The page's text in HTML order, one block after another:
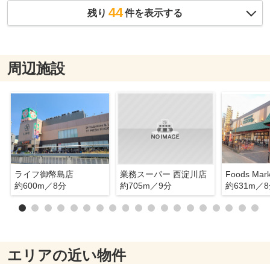
残り 44件を表示する
周辺施設
ライフ御幣島店
約600m／8分
業務スーパー 西淀川店
約705m／9分
約631m／
エリアの近い物件